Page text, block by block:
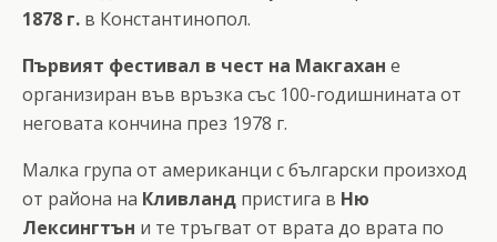
1878 г. в Константинопол.
Първият фестивал в чест на Макгахан е
организиран във връзка със 100-годишнината от
неговата кончина през 1978 г.
Малка група от американци с български произход
от района на Кливланд пристига в Ню
Лексингтън и те тръгват от врата до врата по